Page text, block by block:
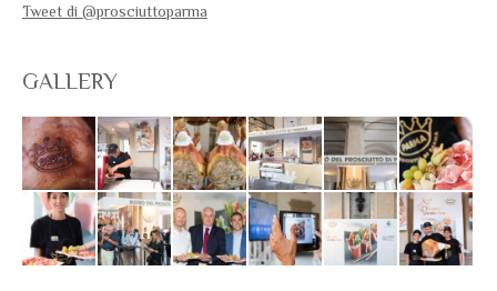
Tweet di @prosciuttoparma
GALLERY